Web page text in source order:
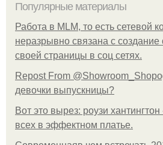
Популярные материалы
Работа в MLM, то есть сетевой
неразрывно связана с создание
своей страницы в соц сетях.
Repost From
девочки выпускницы?
Вот это вырез: роузи
всех в эффектном платьe.